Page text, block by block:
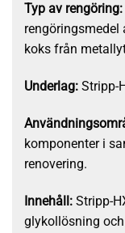
Typ av rengöring:
koks från
Underlag: Stripp-
komponenter i
renovering.
Innehåll: Stripp-
glykollösning